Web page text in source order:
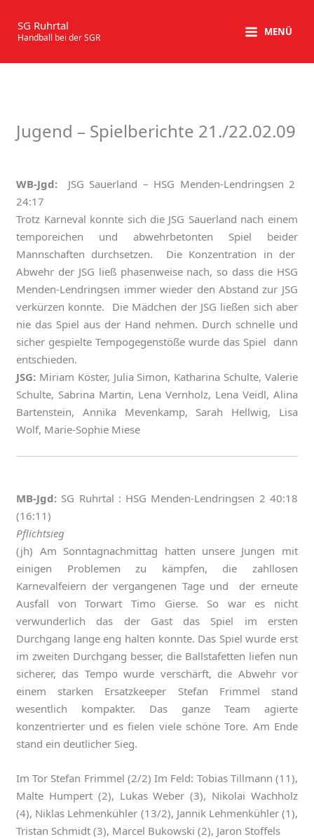
Inhalt
springen
SG Ruhrtal
Handball bei der SGR MENÜ
Jugend – Spielberichte 21./22.02.09
WB-Jgd: JSG Sauerland – HSG Menden-Lendringsen 2
24:17
Trotz Karneval konnte sich die JSG Sauerland nach einem
temporeichen und abwehrbetonten Spiel beider
Mannschaften durchsetzen. Die Konzentration in der
Abwehr der JSG ließ phasenweise nach, so dass die HSG
Menden-Lendringsen immer wieder den Abstand zur JSG
verkürzen konnte. Die Mädchen der JSG ließen sich aber
nie das Spiel aus der Hand nehmen. Durch schnelle und
sicher gespielte Tempogegenstöße wurde das Spiel dann
entschieden.
JSG: Miriam Köster, Julia Simon, Katharina Schulte, Valerie
Schulte, Sabrina Martin, Lena Vernholz, Lena Veidl, Alina
Bartenstein, Annika Mevenkamp, Sarah Hellwig, Lisa
Wolf, Marie-Sophie Miese
MB-Jgd: SG Ruhrtal : HSG Menden-Lendringsen 2 40:18
(16:11)
Pflichtsieg
(jh) Am Sonntagnachmittag hatten unsere Jungen mit
einigen Problemen zu kämpfen, die zahllosen
Karnevalfeiern der vergangenen Tage und der erneute
Ausfall von Torwart Timo Gierse. So war es nicht
verwunderlich das der Gast das Spiel im ersten
Durchgang lange eng halten konnte. Das Spiel wurde erst
im zweiten Durchgang besser, die Ballstafetten liefen nun
sicherer, das Tempo wurde verschärft, die Abwehr vor
einem starken Ersatzkeeper Stefan Frimmel stand
wesentlich kompakter. Das ganze Team agierte
konzentrierter und es fielen viele schöne Tore. Am Ende
stand ein deutlicher Sieg.
Im Tor Stefan Frimmel (2/2) Im Feld: Tobias Tillmann (11),
Malte Humpert (2), Lukas Weber (3), Nikolai Wachholz
(4), Niklas Lehmenkühler (13/2), Jannik Lehmenkühler (1),
Tristan Schmidt (3), Marcel Bukowski (2), Jaron Stoffels